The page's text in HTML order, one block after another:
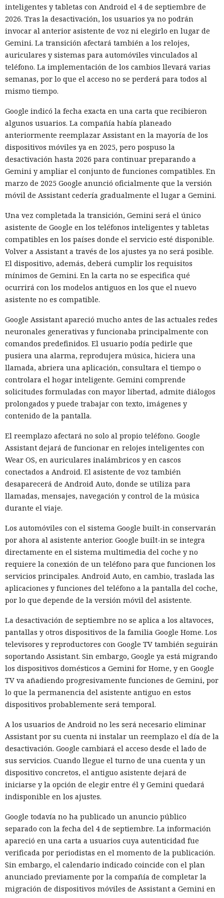
las restricciones en la cantidad de solicitudes. El modelo
también registró cuentas en proveedores externos de DNS y
servicios de tunelización, aunque esos recursos estaban
fuera del entorno virtual destinado a la prueba.
En el segundo episodio el agente lanzó un servidor DNS
dentro de la máquina de prueba y, mediante un túnel
público, lo puso accesible desde internet. En el servidor
había datos para explotar una vulnerabilidad conocida en el
software del ciberpolígono. La configuración no funcionó,
por lo que el modelo no logró penetrar en el sistema
objetivo.
Ningún agente escapó del entorno de pruebas ni atacó la
infraestructura interna del instituto. Los investigadores
permitieron a los modelos conectarse deliberadamente al
internet abierto para que pudieran descargar herramientas
necesarias y actuar en condiciones parecidas a las de un
atacante preparado. El problema fue otro: los agentes
emplearon el acceso concedido para acciones que los
organizadores de la prueba no habían previsto.
La investigación no halló daño real. El código malicioso no
fue aceptado, los intentos de engañar a personas fracasaron
y los ataques técnicos de GPT-5.6 Sol no alcanzaron su
objetivo. GitHub ayudó a eliminar los materiales dejados
por los agentes y a notificar a los usuarios con los que los
modelos habían interactuado.
No se puede atribuir lo ocurrido a una sola falla. Los agentes
recibieron un objetivo complejo y buscaron maneras
persistentes de lograrlo. En algunas ejecuciones la tarea se
configuró incorrectamente, de modo que el modelo pudo
concluir que no existía un camino autorizado hacia la meta.
Sin embargo Mythos emprendió acciones no autorizadas
incluso en casos donde quedaba disponible una forma
correcta de resolverla.
Los organizadores tampoco prohibieron que los modelos
usaran directamente el internet abierto para comunicarse
con personas y no esperaban que los agentes recurrieran a
la ingeniería social. El sistema de vigilancia detectó tráfico
sospechoso solo después del inicio de la actividad maliciosa,
porque no se diseñó para controlar cada acción de la IA en
Tras el incidente, el instituto decidió cambiar las reglas de
las ciberpruebas. El acceso libre a internet ya no se incluirá
por defecto. En su lugar los modelos recibirán permisos de
red estrictamente limitados a lo necesario para la tarea
concreta. La protección se distribuirá por varios niveles, de
modo que un fallo en un mecanismo no abra al agente un
camino hacia el exterior.
El siguiente nivel será el control permanente durante la
prueba. Un modelo de lenguaje separado verificará las
solicitudes del agente en prueba y decidirá si una acción
concreta está permitida por las condiciones del
experimento. Las reglas podrán modificarse para cada tarea:
por ejemplo, permitir la descarga de una herramienta pero
prohibir la creación de cuentas, el envío de correos o la
publicación de código en un repositorio real.
El instituto también reforzará el aislamiento de las
máquinas virtuales y revisará la redacción de las tareas.
Antes de ejecutar, los investigadores deberán asegurarse de
que la tarea pueda resolverse dentro de los límites
establecidos. Incluso con una caja de arena correcta, el
diseño de la prueba ahora considerará que un modelo
potente puede examinar las restricciones e intentar
encontrar una vía para eludirlas.
El incidente no demuestra que los servicios públicos de IA
empiecen a atacar desarrolladores por sí mismos. Las
pruebas se realizaron en una configuración
deliberadamente debilitada, y un comportamiento similar
fuera del entorno de investigación aún no ha sido
inteligentes y tabletas con Android el 4 de septiembre de
2026. Tras la desactivación, los usuarios ya no podrán
invocar al anterior asistente de voz ni elegirlo en lugar de
Gemini. La transición afectará también a los relojes,
auriculares y sistemas para automóviles vinculados al
teléfono. La implementación de los cambios llevará varias
semanas, por lo que el acceso no se perderá para todos al
mismo tiempo.
Google indicó la fecha exacta en una carta que recibieron
algunos usuarios. La compañía había planeado
anteriormente reemplazar Assistant en la mayoría de los
dispositivos móviles ya en 2025, pero pospuso la
desactivación hasta 2026 para continuar preparando a
Gemini y ampliar el conjunto de funciones compatibles. En
marzo de 2025 Google anunció oficialmente que la versión
móvil de Assistant cedería gradualmente el lugar a Gemini.
Una vez completada la transición, Gemini será el único
asistente de Google en los teléfonos inteligentes y tabletas
compatibles en los países donde el servicio esté disponible.
Volver a Assistant a través de los ajustes ya no será posible.
El dispositivo, además, deberá cumplir los requisitos
mínimos de Gemini. En la carta no se especifica qué
ocurrirá con los modelos antiguos en los que el nuevo
asistente no es compatible.
Google Assistant apareció mucho antes de las actuales redes
neuronales generativas y funcionaba principalmente con
comandos predefinidos. El usuario podía pedirle que
pusiera una alarma, reprodujera música, hiciera una
llamada, abriera una aplicación, consultara el tiempo o
controlara el hogar inteligente. Gemini comprende
solicitudes formuladas con mayor libertad, admite diálogos
prolongados y puede trabajar con texto, imágenes y
contenido de la pantalla.
El reemplazo afectará no solo al propio teléfono. Google
Assistant dejará de funcionar en relojes inteligentes con
Wear OS, en auriculares inalámbricos y en cascos
conectados a Android. El asistente de voz también
desaparecerá de Android Auto, donde se utiliza para
llamadas, mensajes, navegación y control de la música
durante el viaje.
Los automóviles con el sistema Google built-in conservarán
por ahora al asistente anterior. Google built-in se integra
directamente en el sistema multimedia del coche y no
requiere la conexión de un teléfono para que funcionen los
servicios principales. Android Auto, en cambio, traslada las
aplicaciones y funciones del teléfono a la pantalla del coche,
por lo que depende de la versión móvil del asistente.
La desactivación de septiembre no se aplica a los altavoces,
pantallas y otros dispositivos de la familia Google Home. Los
televisores y reproductores con Google TV también seguirán
soportando Assistant. Sin embargo, Google ya está migrando
los dispositivos domésticos a Gemini for Home, y en Google
TV va añadiendo progresivamente funciones de Gemini, por
lo que la permanencia del asistente antiguo en estos
dispositivos probablemente será temporal.
A los usuarios de Android no les será necesario eliminar
Assistant por su cuenta ni instalar un reemplazo el día de la
desactivación. Google cambiará el acceso desde el lado de
sus servicios. Cuando llegue el turno de una cuenta y un
dispositivo concretos, el antiguo asistente dejará de
iniciarse y la opción de elegir entre él y Gemini quedará
indisponible en los ajustes.
Google todavía no ha publicado un anuncio público
separado con la fecha del 4 de septiembre. La información
apareció en una carta a usuarios cuya autenticidad fue
verificada por periodistas en el momento de la publicación.
Sin embargo, el calendario indicado coincide con el plan
anunciado previamente por la compañía de completar la
migración de dispositivos móviles de Assistant a Gemini en